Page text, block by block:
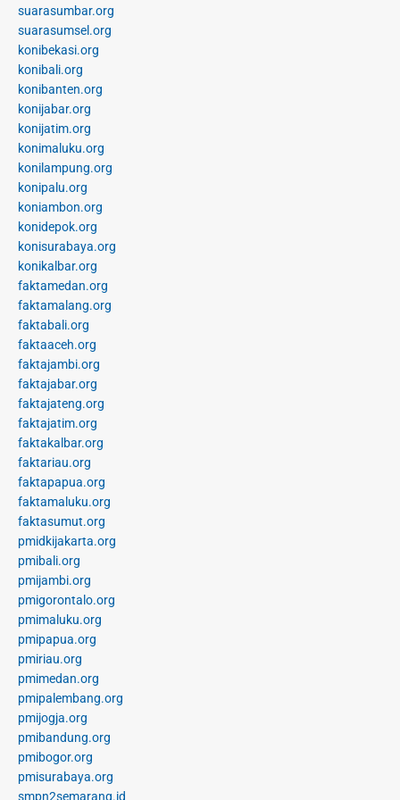
suarasumbar.org
suarasumsel.org
konibekasi.org
konibali.org
konibanten.org
konijabar.org
konijatim.org
konimaluku.org
konilampung.org
konipalu.org
koniambon.org
konidepok.org
konisurabaya.org
konikalbar.org
faktamedan.org
faktamalang.org
faktabali.org
faktaaceh.org
faktajambi.org
faktajabar.org
faktajateng.org
faktajatim.org
faktakalbar.org
faktariau.org
faktapapua.org
faktamaluku.org
faktasumut.org
pmidkijakarta.org
pmibali.org
pmijambi.org
pmigorontalo.org
pmimaluku.org
pmipapua.org
pmiriau.org
pmimedan.org
pmipalembang.org
pmijogja.org
pmibandung.org
pmibogor.org
pmisurabaya.org
smpn2semarang.id